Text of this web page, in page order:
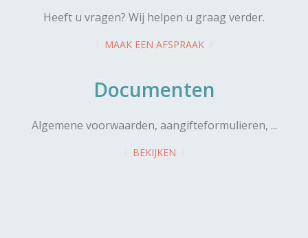
Heeft u vragen? Wij helpen u graag verder.
MAAK EEN AFSPRAAK
Documenten
Algemene voorwaarden, aangifteformulieren, ...
BEKIJKEN